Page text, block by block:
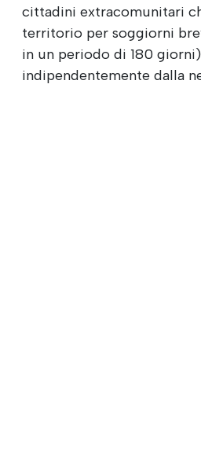
cittadini extracomunitari
territorio per soggiorni
in un periodo di 180
indipendentemente dalla